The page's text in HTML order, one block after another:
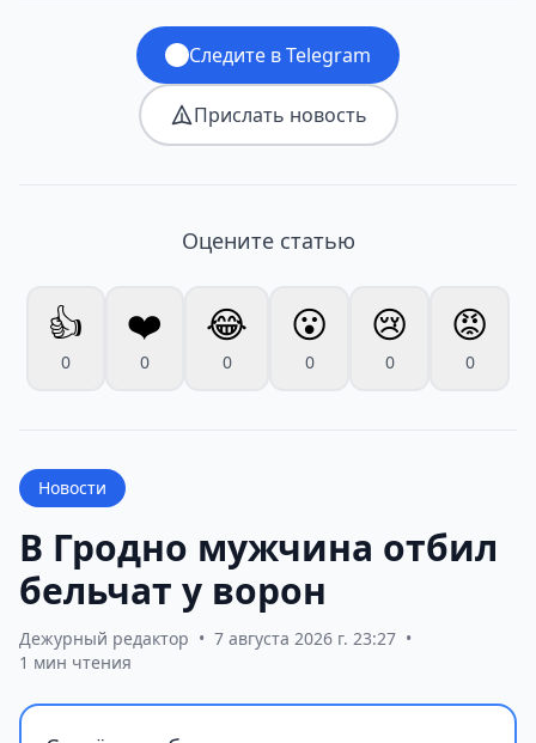
Следите в Telegram
Прислать новость
Оцените статью
👍
0
❤️
0
😂
0
😮
0
😢
0
😡
0
Новости
В Гродно мужчина отбил
бельчат у ворон
Дежурный редактор • 7 августа 2026 г. 23:27 •
1 мин чтения